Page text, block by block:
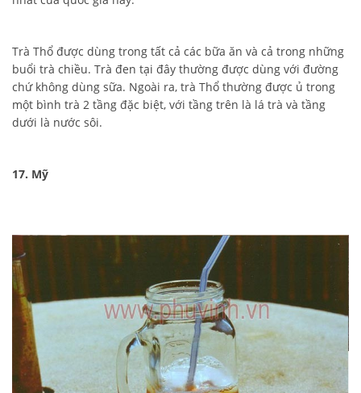
Trà Thổ được dùng trong tất cả các bữa ăn và cả trong những
buổi trà chiều. Trà đen tại đây thường được dùng với đường
chứ không dùng sữa. Ngoài ra, trà Thổ thường được ủ trong
một bình trà 2 tầng đặc biệt, với tầng trên là lá trà và tầng
dưới là nước sôi.
17. Mỹ